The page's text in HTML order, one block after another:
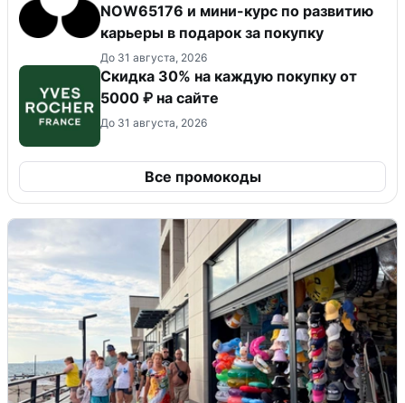
NOW65176 и мини-курс по развитию
карьеры в подарок за покупку
До 31 августа, 2026
Скидка 30% на каждую покупку от
5000 ₽ на сайте
До 31 августа, 2026
Все промокоды